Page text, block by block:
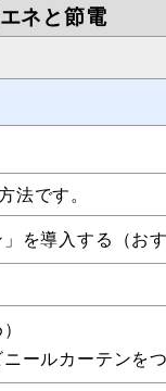
ネと節電
法です。
を導入する（おす
ールカーテンを